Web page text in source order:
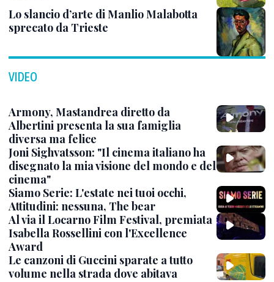
Lo slancio d’arte di Manlio Malabotta
sprecato da Trieste
VIDEO
Armony, Mastandrea diretto da
Albertini presenta la sua famiglia
diversa ma felice
Joni Sighvatsson: "Il cinema italiano ha
disegnato la mia visione del mondo e del
cinema"
Siamo Serie: L'estate nei tuoi occhi,
Attitudini: nessuna, The bear
Al via il Locarno Film Festival, premiata
Isabella Rossellini con l'Excellence
Award
Le canzoni di Guccini sparate a tutto
volume nella strada dove abitava